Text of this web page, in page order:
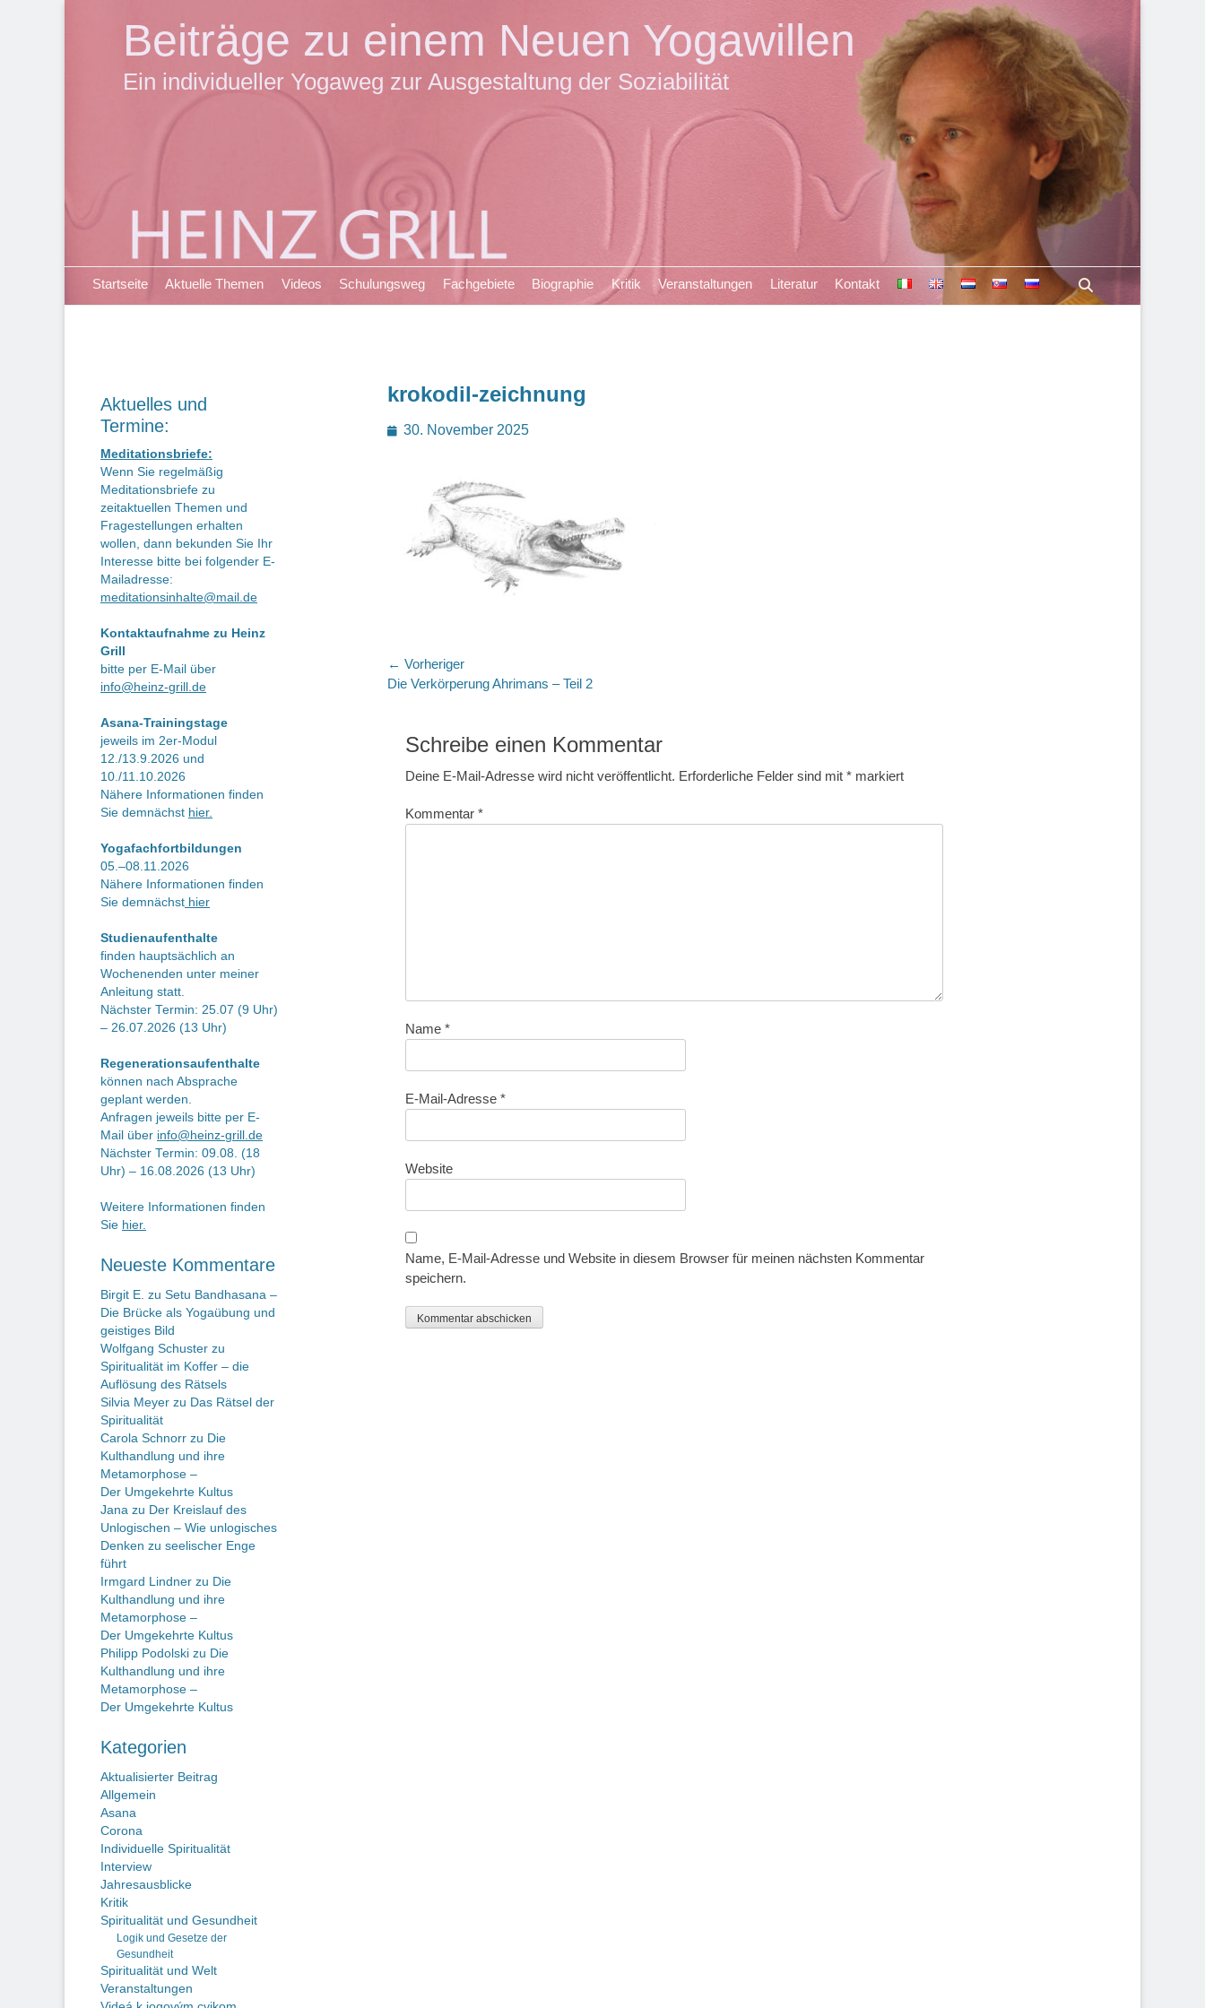
Beiträge zu einem Neuen Yogawillen
Ein individueller Yogaweg zur Ausgestaltung der Soziabilität
Primäres Menü
ZumStartseite Aktuelle Themen Videos Schulungsweg Fachgebiete Biographie Kritik Veranstaltungen Literatur Kontakt
krokodil-zeichnung
Posted
30. November 2025
Beitragsnavigation
← Vorheriger
Vorheriger
Die Verkörperung Ahrimans – Teil 2
Schreibe einen Kommentar
Deine E-Mail-Adresse wird nicht veröffentlicht. Erforderliche Felder sind mit * markiert
Kommentar *
Name *
E-Mail-Adresse *
Website
Name, E-Mail-Adresse und Website in diesem Browser für meinen nächsten Kommentar
speichern.
Aktuelles und
Termine:
Meditationsbriefe:
Wenn Sie regelmäßig
Meditationsbriefe zu
zeitaktuellen Themen und
Fragestellungen erhalten
wollen, dann bekunden Sie Ihr
Interesse bitte bei folgender E-
Mailadresse:
meditationsinhalte@mail.de
Kontaktaufnahme zu Heinz
Grill
bitte per E-Mail über
info@heinz-grill.de
Asana-Trainingstage
jeweils im 2er-Modul
12./13.9.2026 und
10./11.10.2026
Nähere Informationen finden
Sie demnächst hier.
Yogafachfortbildungen
05.–08.11.2026
Nähere Informationen finden
Sie demnächst hier
Studienaufenthalte
finden hauptsächlich an
Wochenenden unter meiner
Anleitung statt.
Nächster Termin: 25.07 (9 Uhr)
– 26.07.2026 (13 Uhr)
Regenerationsaufenthalte
können nach Absprache
geplant werden.
Anfragen jeweils bitte per E-
Mail über info@heinz-grill.de
Nächster Termin: 09.08. (18
Uhr) – 16.08.2026 (13 Uhr)
Weitere Informationen finden
Sie hier.
Neueste Kommentare
Birgit E. zu Setu Bandhasana –
Die Brücke als Yogaübung und
geistiges Bild
Wolfgang Schuster zu
Spiritualität im Koffer – die
Auflösung des Rätsels
Silvia Meyer zu Das Rätsel der
Spiritualität
Carola Schnorr zu Die
Kulthandlung und ihre
Metamorphose –
Der Umgekehrte Kultus
Jana zu Der Kreislauf des
Unlogischen – Wie unlogisches
Denken zu seelischer Enge
führt
Irmgard Lindner zu Die
Kulthandlung und ihre
Metamorphose –
Der Umgekehrte Kultus
Philipp Podolski zu Die
Kulthandlung und ihre
Metamorphose –
Der Umgekehrte Kultus
Kategorien
Aktualisierter Beitrag
Allgemein
Asana
Corona
Individuelle Spiritualität
Interview
Jahresausblicke
Kritik
Spiritualität und Gesundheit
Logik und Gesetze der
Gesundheit
Spiritualität und Welt
Veranstaltungen